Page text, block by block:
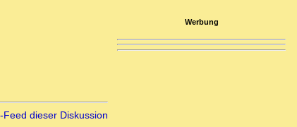
Feed dieser Diskussion
Werbung